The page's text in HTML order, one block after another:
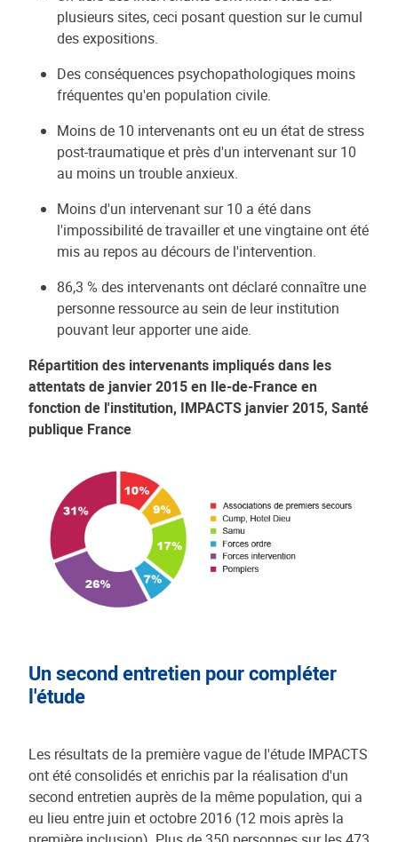
plusieurs sites, ceci posant question sur le cumul
des expositions.
Des conséquences psychopathologiques moins
fréquentes qu'en population civile.
Moins de 10 intervenants ont eu un état de stress
post-traumatique et près d'un intervenant sur 10
au moins un trouble anxieux.
Moins d'un intervenant sur 10 a été dans
l'impossibilité de travailler et une vingtaine ont été
mis au repos au décours de l'intervention.
86,3 % des intervenants ont déclaré connaître une
personne ressource au sein de leur institution
pouvant leur apporter une aide.
Répartition des intervenants impliqués dans les
attentats de janvier 2015 en Ile-de-France en
fonction de l'institution, IMPACTS janvier 2015, Santé
publique France
Un second entretien pour compléter
l'étude
Les résultats de la première vague de l'étude IMPACTS
ont été consolidés et enrichis par la réalisation d'un
second entretien auprès de la même population, qui a
eu lieu entre juin et octobre 2016 (12 mois après la